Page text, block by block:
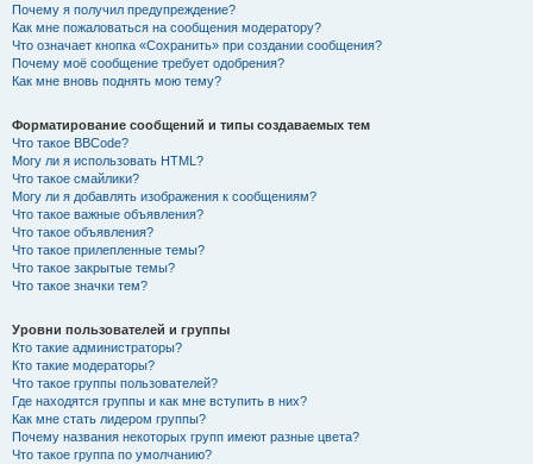
Почему я получил предупреждение?
Как мне пожаловаться на сообщения модератору?
Что означает кнопка «Сохранить» при создании сообщения?
Почему моё сообщение требует одобрения?
Как мне вновь поднять мою тему?
Форматирование сообщений и типы создаваемых тем
Что такое BBCode?
Могу ли я использовать HTML?
Что такое смайлики?
Могу ли я добавлять изображения к сообщениям?
Что такое важные объявления?
Что такое объявления?
Что такое прилепленные темы?
Что такое закрытые темы?
Что такое значки тем?
Уровни пользователей и группы
Кто такие администраторы?
Кто такие модераторы?
Что такое группы пользователей?
Где находятся группы и как мне вступить в них?
Как мне стать лидером группы?
Почему названия некоторых групп имеют разные цвета?
Что такое группа по умолчанию?